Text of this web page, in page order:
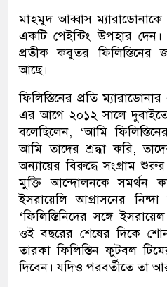
মাহমুদ আব্বাস
একটি পেইন্টিং উপহার দেন।
প্রতীক কবুতর ফিলিস্তিনের
আছে।
ফিলিস্তিনের প্রতি
এর আগে ২০১২ সালে দুবাইতে
বলেছিলেন, ‘আমি
আমি তাদের শ্রদ্ধা করি,
অন্যায়ের বিরুদ্ধে সংগ্রাম
মুক্তি আন্দোলনকে সমর্থন
ইসরায়েলি আগ্রাসনের
‘ফিলিস্তিনিদের সঙ্গে
ওই বছরের শেষের দিকে
তারকা ফিলিস্তিন ফুটবল
দিবেন। যদিও পরবর্তীতে তা